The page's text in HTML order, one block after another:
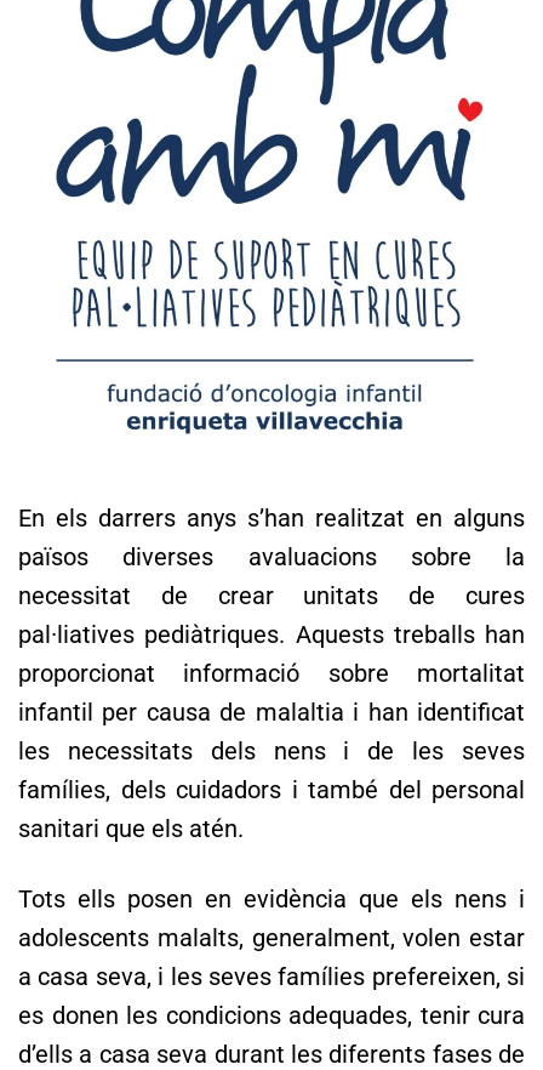
En els darrers anys s’han realitzat en alguns
països diverses avaluacions sobre la
necessitat de crear unitats de cures
pal·liatives pediàtriques. Aquests treballs han
proporcionat informació sobre mortalitat
infantil per causa de malaltia i han identificat
les necessitats dels nens i de les seves
famílies, dels cuidadors i també del personal
sanitari que els atén.
Tots ells posen en evidència que els nens i
adolescents malalts, generalment, volen estar
a casa seva, i les seves famílies prefereixen, si
es donen les condicions adequades, tenir cura
d’ells a casa seva durant les diferents fases de